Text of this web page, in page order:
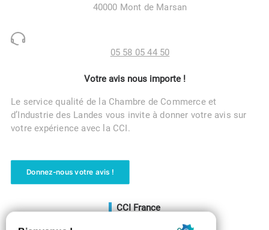
40000 Mont de Marsan
05 58 05 44 50
Votre avis nous importe !
Le service qualité de la Chambre de Commerce et
d’Industrie des Landes vous invite à donner votre avis sur
votre expérience avec la CCI.
Donnez-nous votre avis !
CCI France